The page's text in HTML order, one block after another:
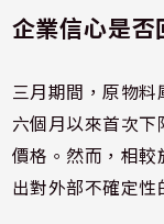
企業信心是否
三月期間，原物
六個月以來首次
價格。然而，相
出對外部不確定性